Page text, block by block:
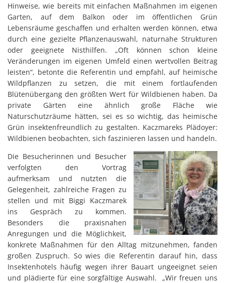
Hinweise, wie bereits mit einfachen Maßnahmen im eigenen
Garten, auf dem Balkon oder im öffentlichen Grün
Lebensräume geschaffen und erhalten werden können, etwa
durch eine gezielte Pflanzenauswahl, naturnahe Strukturen
oder geeignete Nisthilfen. „Oft können schon kleine
Veränderungen im eigenen Umfeld einen wertvollen Beitrag
leisten“, betonte die Referentin und empfahl, auf heimische
Wildpflanzen zu setzen, die mit einem fortlaufenden
Blütenübergang den größten Wert für Wildbienen haben. Da
private Gärten eine ähnlich große Fläche wie
Naturschutzräume hätten, sei es so wichtig, das heimische
Grün insektenfreundlich zu gestalten. Kaczmareks Plädoyer:
Wildbienen beobachten, sich faszinieren lassen und handeln.
Die Besucherinnen und Besucher
verfolgten den Vortrag
aufmerksam und nutzten die
Gelegenheit, zahlreiche Fragen zu
stellen und mit Biggi Kaczmarek
ins Gespräch zu kommen.
Besonders die praxisnahen
Anregungen und die Möglichkeit,
konkrete Maßnahmen für den Alltag mitzunehmen, fanden
großen Zuspruch. So wies die Referentin darauf hin, dass
Insektenhotels häufig wegen ihrer Bauart ungeeignet seien
und plädierte für eine sorgfältige Auswahl. „Wir freuen uns